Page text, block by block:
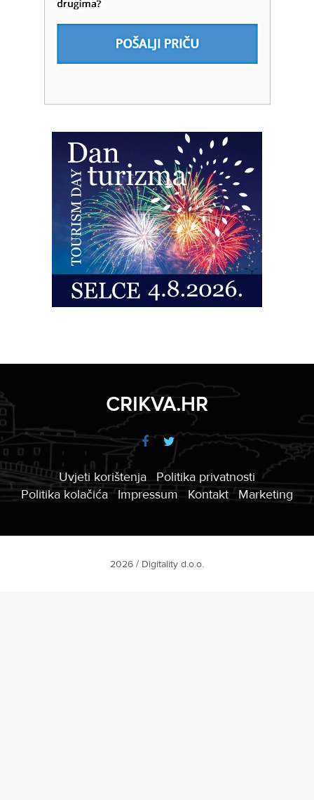
CRIKVA.HR
Uvjeti korištenja
Politika privatnosti
Politika kolačića
Impressum Kontakt Marketing
2026 / Digitality d.o.o.